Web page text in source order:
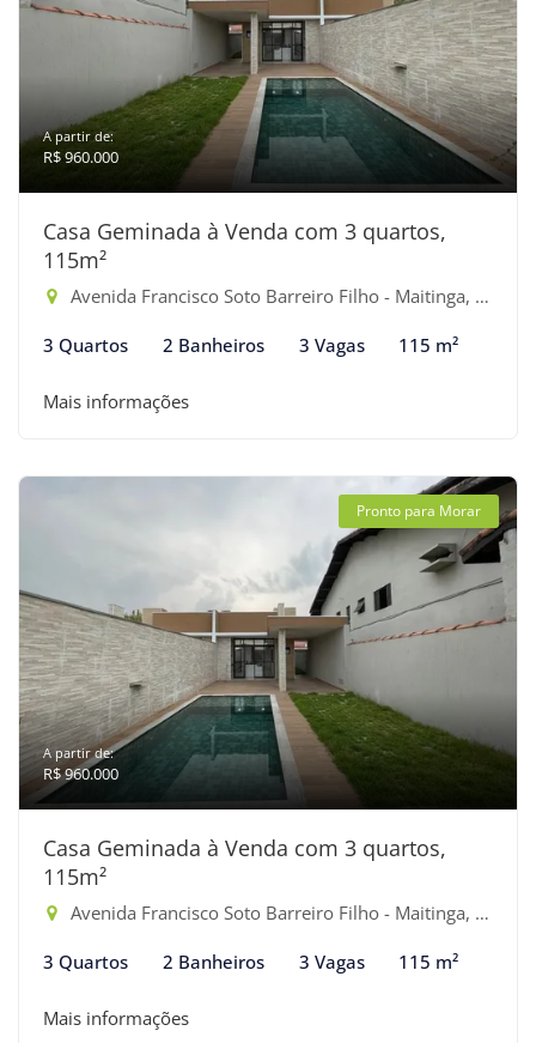
A partir de:
R$ 960.000
Casa Geminada à Venda com 3 quartos,
115m²
Avenida Francisco Soto Barreiro Filho - Maitinga, Bertioga-SP
3 Quartos 2 Banheiros 3 Vagas 115 m²
Mais informações
Pronto para Morar
A partir de:
R$ 960.000
Casa Geminada à Venda com 3 quartos,
115m²
Avenida Francisco Soto Barreiro Filho - Maitinga, Bertioga-SP
3 Quartos 2 Banheiros 3 Vagas 115 m²
Mais informações